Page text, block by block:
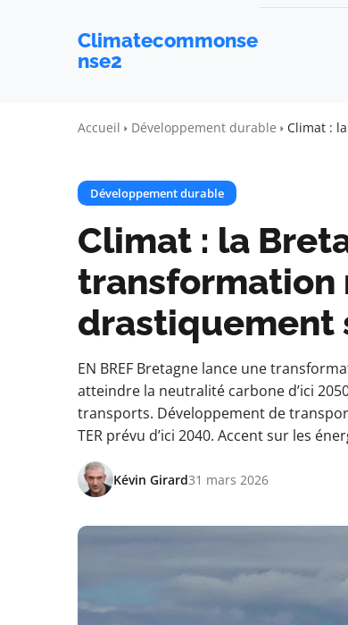
Climatecommonse
nse2
Accueil Développement durable Climat :
Développement durable
Climat : la
transformation
drastiquement
EN BREF Bretagne lance une
atteindre la neutralité carbone d’ici
transports. Développement de
TER prévu d’ici 2040. Accent sur les
Kévin Girard31 mars 2026